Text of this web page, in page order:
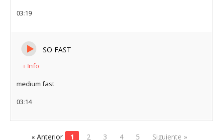
03:19
SO FAST
+ Info
medium fast
03:14
« Anterior 1 2 3 4 5 Siguiente »